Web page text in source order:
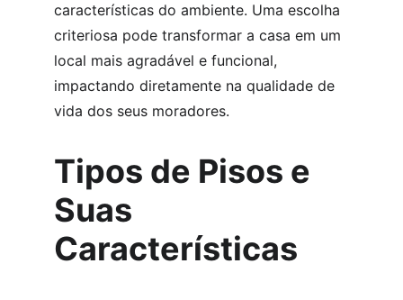
características do ambiente. Uma escolha
criteriosa pode transformar a casa em um
local mais agradável e funcional,
impactando diretamente na qualidade de
vida dos seus moradores.
Tipos de Pisos e
Suas
Características